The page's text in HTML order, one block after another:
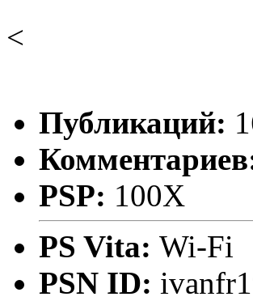
<
Публикаций:
PSP: 100X
PS Vita: Wi-Fi
PSN ID: